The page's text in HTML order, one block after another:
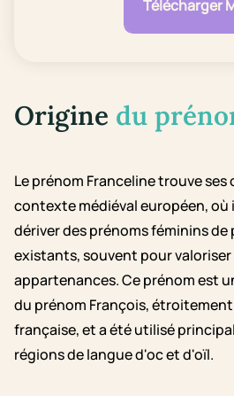
Télécharger
Origine du
Le prénom Franceline trouve ses
contexte médiéval européen,
dériver des prénoms féminins
existants, souvent pour
appartenances. Ce prénom est
du prénom François,
française, et a été utilisé
régions de langue d'oc et d'oïl.